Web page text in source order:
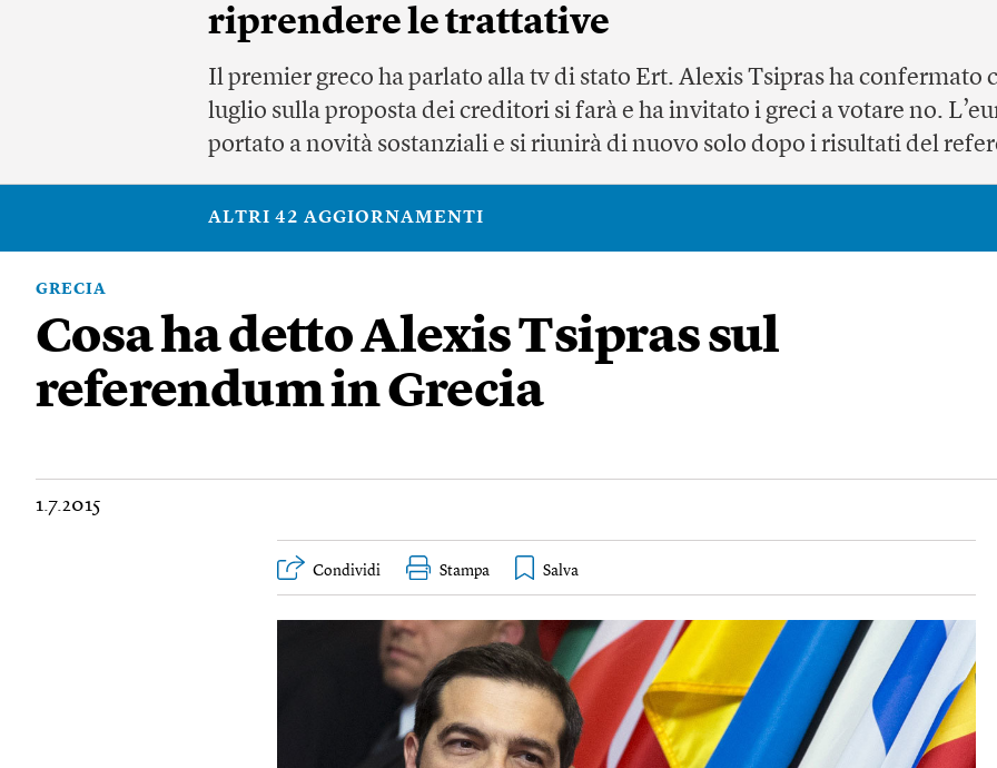
riprendere le trattative
Il premier greco ha parlato alla tv di stato Ert. Alexis Tsipras ha confermato
luglio sulla proposta dei creditori si farà e ha invitato i greci a votare no.
portato a novità sostanziali e si riunirà di nuovo solo dopo i risultati del
ALTRI 42 AGGIORNAMENTI
GRECIA
Cosa ha detto Alexis Tsipras sul
referendum in Grecia
1.7.2015
Condividi Stampa